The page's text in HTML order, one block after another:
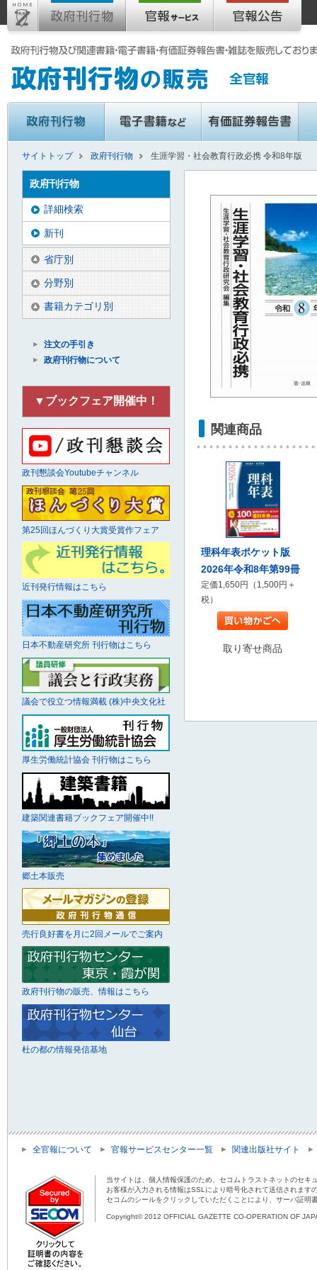
サイトトップ 政府刊行物 生涯学習・社会教育行政必携 令和8年版
関連商品
理科年表ポケット版
2026年令和8年第99冊
定価1,650円（1,500円＋
税）
取り寄せ商品
政府刊行物
詳細検索
新刊
省庁別
分野別
書籍カテゴリ別
注文の手引き
政府刊行物について
▼ブックフェア開催中！
政刊懇談会Youtubeチャンネル
第25回ほんづくり大賞受賞作フェア
近刊発行情報はこちら
日本不動産研究所 刊行物はこちら
議会で役立つ情報満載 (株)中央文化社
厚生労働統計協会 刊行物はこちら
建築関連書籍ブックフェア開催中!!
郷土本販売
売行良好書を月に2回メールでご案内
政府刊行物の販売、情報はこちら
杜の都の情報発信基地
全官報について 官報サービスセンター一覧 関連出版社サイト
当サイトは、個人情報保護のため、セコムトラストネットのセキ
お客様が入力される情報はSSLにより暗号化されて送信されま
セコムのシールをクリックしていただくことにより、サーバ証明
Copyright© 2012 OFFICIAL GAZETTE CO-OPERATION OF